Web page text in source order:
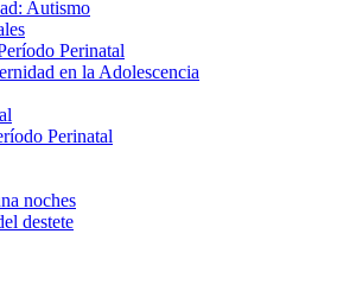
Autismo
Perinatal
en la Adolescencia
Perinatal
noches
destete